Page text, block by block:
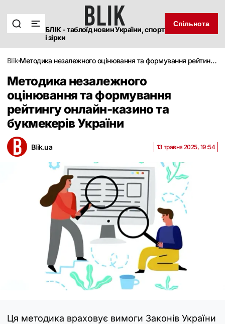
БЛІК - таблоїд новин України, спорт
і зірки
Спільнота
blik Методика незалежного оцінювання та формування рейтингу онлайн-казино та букмекерів України
Методика незалежного
оцінювання та формування
рейтингу онлайн-казино та
букмекерів України
Blik.ua 13 травня 2025, 19:54
Ця методика враховує вимоги Законів України